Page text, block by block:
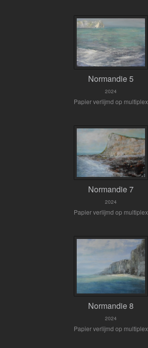
Normandie 5
2024
Papier verlijmd op multiplex
Normandie 7
2024
Papier verlijmd op multiplex
Normandie 8
2024
Papier verlijmd op multiplex